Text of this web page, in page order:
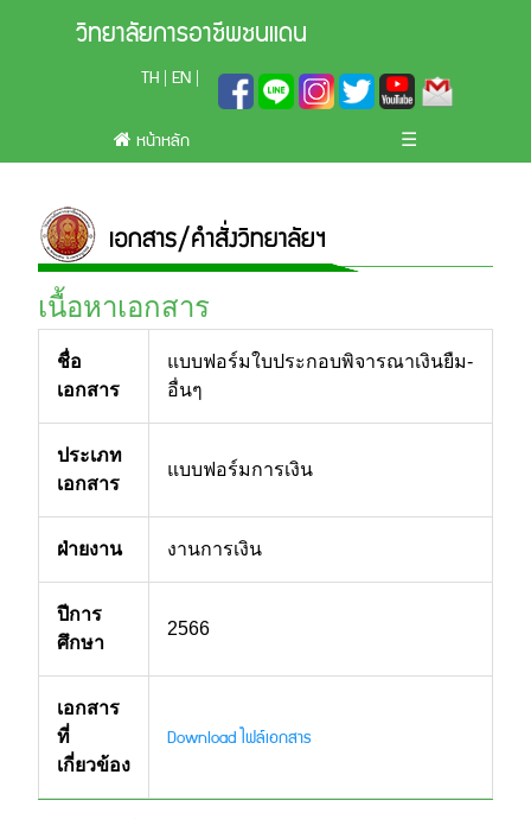
วิทยาลัยการอาชีพชนแดน
TH EN
หน้าหลัก ☰
เนื้อหาเอกสาร
ชื่อ
เอกสาร
แบบฟอร์มใบประกอบพิจารณาเงินยืม-
อื่นๆ
ประเภท
เอกสาร
แบบฟอร์มการเงิน
ฝ่ายงาน งานการเงิน
ปีการ
ศึกษา
2566
เอกสาร
ที่
เกี่ยวข้อง
Download ไฟล์เอกสาร